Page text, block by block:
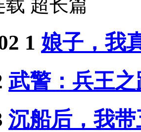
载 超长篇
1 娘子，我
武警：兵王之
沉船后，我带